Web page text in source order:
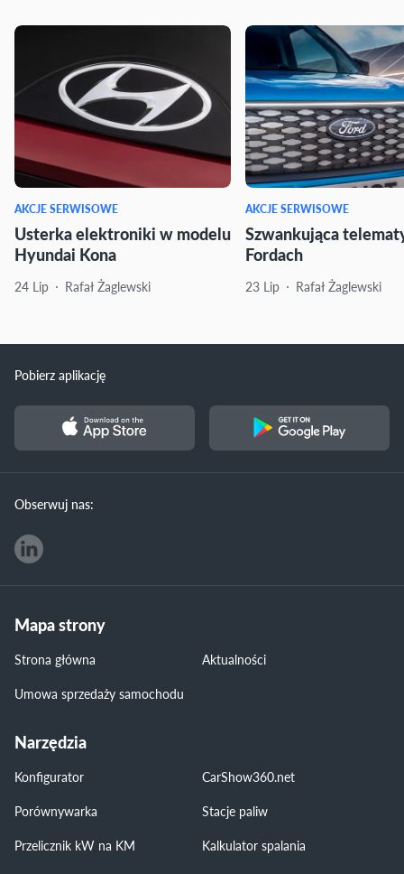
AKCJE SERWISOWE
Usterka elektroniki w modelu
Hyundai Kona
24 Lip Rafał Żaglewski
AKCJE SERWISOWE
Szwankująca
Fordach
23 Lip Rafał Żaglewski
Pobierz aplikację
Obserwuj nas:
Mapa strony
Strona główna
Aktualności
Umowa sprzedaży samochodu
Narzędzia
Konfigurator
CarShow360.net
Porównywarka
Stacje paliw
Przelicznik kW na KM
Kalkulator spalania